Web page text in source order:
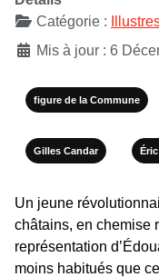
Catégorie :
Mis à jour : 6
figure de la Commune
Gilles Candar
Un jeune
châtains, en chemise
représentation
moins habitués que